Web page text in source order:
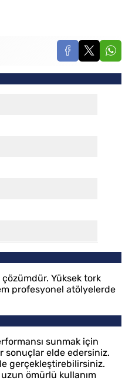
Yüksek tork
profesyonel atölyelerde
sunmak için
sonuçlar elde edersiniz.
gerçekleştirebilirsiniz.
uzun ömürlü kullanım